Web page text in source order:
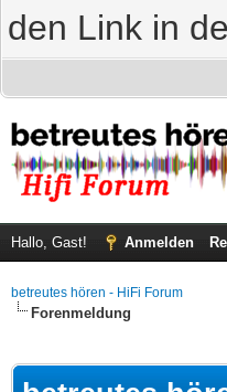
den Link in
Hallo, Gast! Anmelden
betreutes hören - HiFi Forum
Forenmeldung